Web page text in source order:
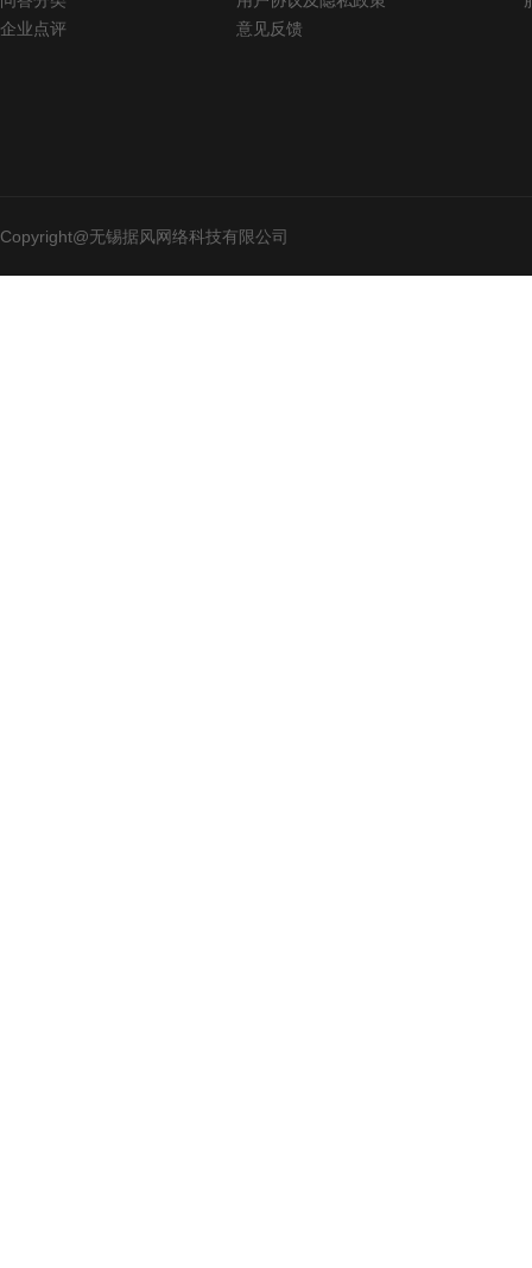
企业点评
意见反馈
Copyright@无锡据风网络科技有限公司